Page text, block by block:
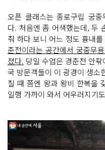
오픈 클래스는 종로구립 궁
다. 처음엔 좀 어색했는데, 두
춰 하다 보니 어느 정도 흉내
춘전이라는 공간에서 궁중무
졌다. 당일 수업은 경춘전 안
국 방문객들이 이 광경이 생소
칠 때 쯤엔 왕과 왕비 한복을
일행 가까이 와서 어우러지기